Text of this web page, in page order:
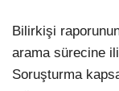
Bilirkişi
arama sürecine
Soruşturma